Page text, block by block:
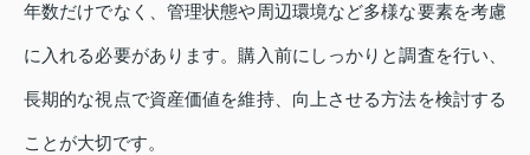
年数だけでなく、管理状態や周辺環境など多様な要素を考慮
に入れる必要があります。購入前にしっかりと調査を行い、
長期的な視点で資産価値を維持、向上させる方法を検討する
ことが大切です。